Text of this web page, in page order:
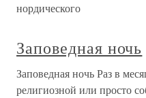
нордического
Заповедная ночь
Заповедная ночь Раз в
религиозной или просто